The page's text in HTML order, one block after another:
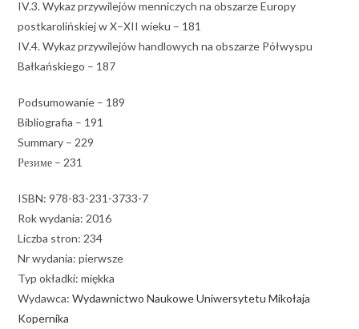
IV.3. Wykaz przywilejów menniczych na obszarze Europy
postkarolińskiej w X–XII wieku – 181
IV.4. Wykaz przywilejów handlowych na obszarze Półwyspu
Bałkańskiego – 187
Podsumowanie – 189
Bibliografia – 191
Summary – 229
Резиме – 231
ISBN: 978-83-231-3733-7
Rok wydania: 2016
Liczba stron: 234
Nr wydania: pierwsze
Typ okładki: miękka
Wydawca:Wydawnictwo Naukowe Uniwersytetu Mikołaja
Kopernika